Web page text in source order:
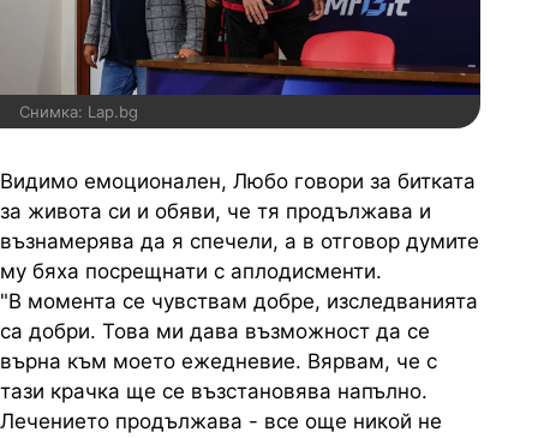
Снимка: Lap.bg
Видимо емоционален, Любо говори за битката
за живота си и обяви, че тя продължава и
възнамерява да я спечели, а в отговор думите
му бяха посрещнати с аплодисменти.
"В момента се чувствам добре, изследванията
са добри. Това ми дава възможност да се
върна към моето ежедневие. Вярвам, че с
тази крачка ще се възстановява напълно.
Лечението продължава - все още никой не